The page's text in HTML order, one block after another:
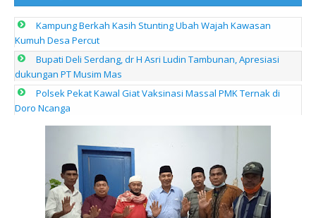
Kampung Berkah Kasih Stunting Ubah Wajah Kawasan
Kumuh Desa Percut
Bupati Deli Serdang, dr H Asri Ludin Tambunan, Apresiasi
dukungan PT Musim Mas
Polsek Pekat Kawal Giat Vaksinasi Massal PMK Ternak di
Doro Ncanga